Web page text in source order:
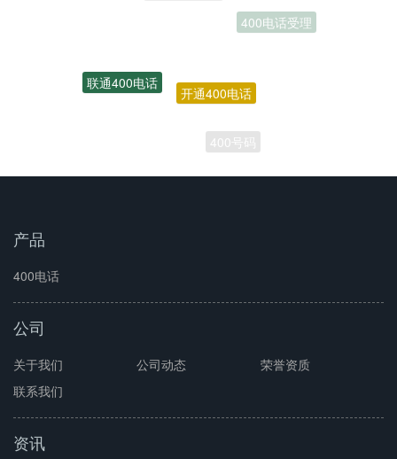
400号码
联通400电话
产品
400电话
公司
关于我们 公司动态
荣誉资质
联系我们
资讯